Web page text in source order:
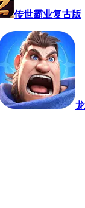
传世霸业复古版